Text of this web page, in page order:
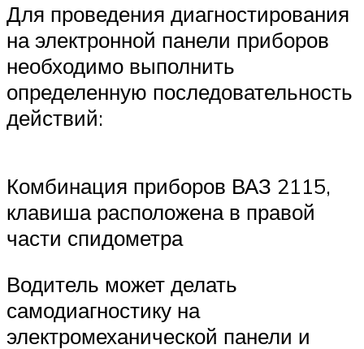
Для проведения диагностирования
на электронной панели приборов
необходимо выполнить
определенную последовательность
действий:
Комбинация приборов ВАЗ 2115,
клавиша расположена в правой
части спидометра
Водитель может делать
самодиагностику на
электромеханической панели и